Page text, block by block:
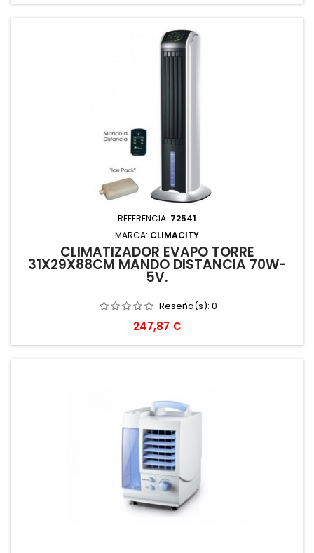
REFERENCIA: 72541
MARCA: CLIMACITY
CLIMATIZADOR EVAPO TORRE
31X29X88CM MANDO DISTANCIA 70W-
5V.
Reseña(s): 0
Precio
247,87 €